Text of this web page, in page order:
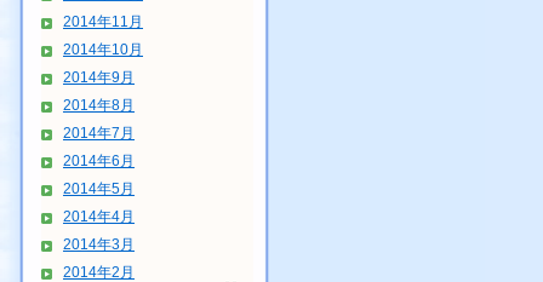
2014年11月
2014年10月
2014年9月
2014年8月
2014年7月
2014年6月
2014年5月
2014年4月
2014年3月
2014年2月